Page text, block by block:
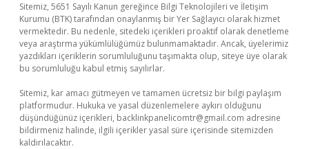
Sitemiz, 5651 Sayılı Kanun gereğince Bilgi Teknolojileri ve İletişim
Kurumu (BTK) tarafından onaylanmış bir Yer Sağlayıcı olarak hizmet
vermektedir. Bu nedenle, sitedeki içerikleri proaktif olarak denetleme
veya araştırma yükümlülüğümüz bulunmamaktadır. Ancak, üyelerimiz
yazdıkları içeriklerin sorumluluğunu taşımakta olup, siteye üye olarak
bu sorumluluğu kabul etmiş sayılırlar.
Sitemiz, kar amacı gütmeyen ve tamamen ücretsiz bir bilgi paylaşım
platformudur. Hukuka ve yasal düzenlemelere aykırı olduğunu
düşündüğünüz içerikleri, backlinkpanelicomtr@gmail.com adresine
bildirmeniz halinde, ilgili içerikler yasal süre içerisinde sitemizden
kaldırılacaktır.